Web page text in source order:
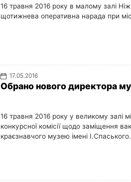
16 травня 2016 року в малому залі
щотижнева оперативна нарада при
17.05.2016
Обрано нового директора
16 травня 2016 року у великому залі
конкурсної комісії щодо заміщення
краєзнавчого музею імені І.Спаського.